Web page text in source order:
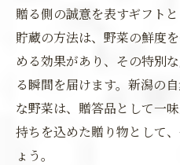
贈る側の誠意を表すギフト
貯蔵の方法は、野菜の鮮度
める効果があり、その特別
る瞬間を届けます。新潟の
な野菜は、贈答品として一
持ちを込めた贈り物として
ょう。